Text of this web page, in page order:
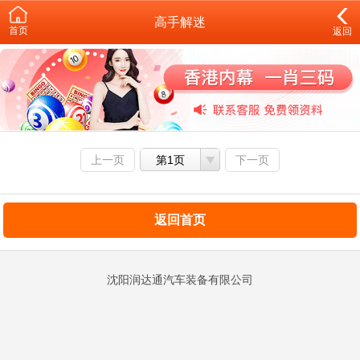
首页
高手解迷
返回
上一页 第1页 下一页
返回首页
沈阳润达通汽车装备有限公司